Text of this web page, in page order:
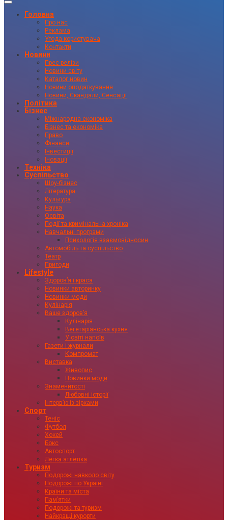
Головна
Про нас
Реклама
Угода користувача
Контакти
Новини
Прес-релізи
Новини світу
Каталог новин
Новини оподаткування
Новини, Скандали, Сенсації
Політика
Бізнес
Міжнародна економіка
Бізнес та економіка
Право
Фінанси
Інвестиції
Іновації
Техніка
Суспільство
Шоу-бізнес
Література
Культура
Наука
Освіта
Події та кримінальна хроніка
Навчальні програми
Психологія взаємовідносин
Автомобіль та суспільство
Театр
Пригоди
Lifestyle
Здоровʼя і краса
Новинки авторинку
Новинки моди
Кулінарія
Ваше здоровʼя
Кулінарія
Вегетаріанська кухня
У світі напоїв
Газети і журнали
Компромат
Виставка
Живопис
Новинки моди
Знаменитості
Любовні історії
Інтервʼю із зірками
Спорт
Теніс
Футбол
Хокей
Бокс
Автоспорт
Легка атлетіка
Туризм
Подорожі навколо світу
Подорожі по Україні
Країни та міста
Пам’ятки
Подорожі та туризм
Найкращі курорти